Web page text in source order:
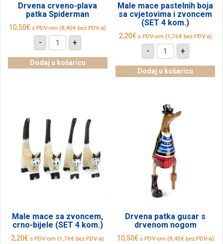
Drvena crveno-plava
patka Spiderman
10,50€ s PDV-om (8,40€ bez PDV-a)
-
Drvena
crveno-
patka
Spiderman
+
Dodaj u košaricu
Male mace pastelnih boja
sa cvjetovima i zvoncem
(SET 4 kom.)
2,20€ s PDV-om (1,76€bez PDV-a)
-
Male
mace
boja
sa
zvoncem
(SET
4
kom.)
količina
+
Dodaj u košaricu
Male mace sa zvoncem,
crno-bijele (SET 4 kom.)
2,20€ s PDV-om (1,76€ bez PDV-a)
Drvena patka gusar s
drvenom nogom
10,50€ s PDV-om (8,40€bez PDV-a)